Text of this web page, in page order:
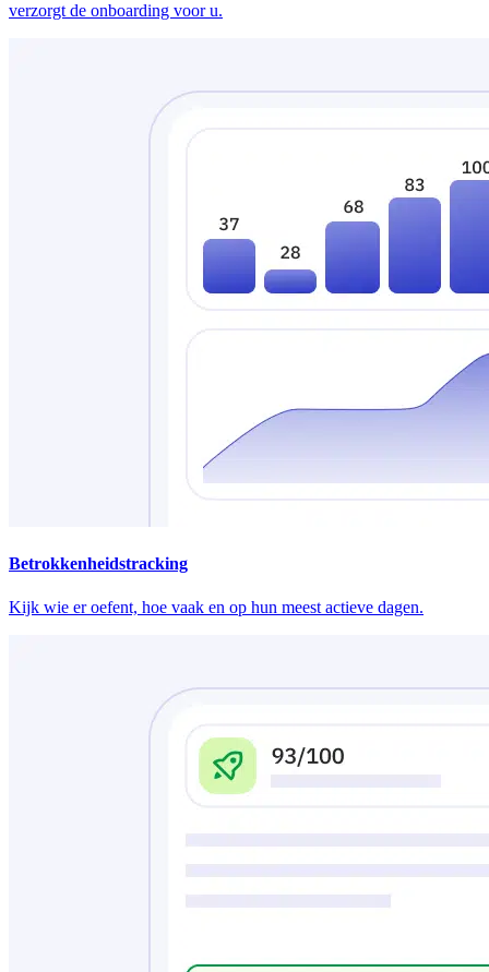
verzorgt de onboarding voor u.
Betrokkenheidstracking
Kijk wie er oefent, hoe vaak en op hun meest actieve dagen.